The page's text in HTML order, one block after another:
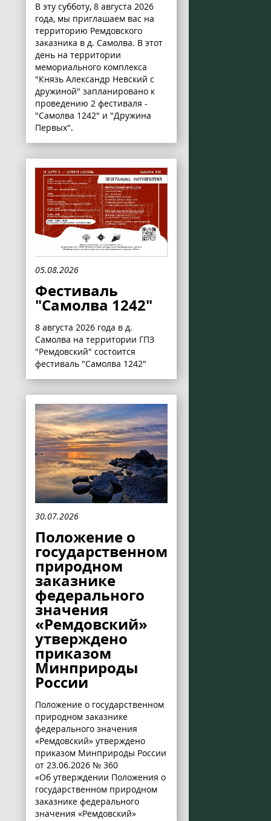
В эту субботу, 8 августа 2026
года, мы приглашаем вас на
территорию Ремдовского
заказника в д. Самолва. В этот
день на территории
мемориального комплекса
"Князь Александр Невский с
дружиной" запланировано к
проведению 2 фестиваля -
"Самолва 1242" и "Дружина
Первых".
05.08.2026
Фестиваль
"Самолва 1242"
8 августа 2026 года в д.
Самолва на территории ГПЗ
"Ремдовский" состоится
фестиваль "Самолва 1242"
30.07.2026
Положение о
государственном
природном
заказнике
федерального
значения
«Ремдовский»
утверждено
приказом
Минприроды
России
Положение о государственном
природном заказнике
федерального значения
«Ремдовский» утверждено
приказом Минприроды России
от 23.06.2026 № 360
«Об утверждении Положения о
государственном природном
заказнике федерального
значения «Ремдовский»